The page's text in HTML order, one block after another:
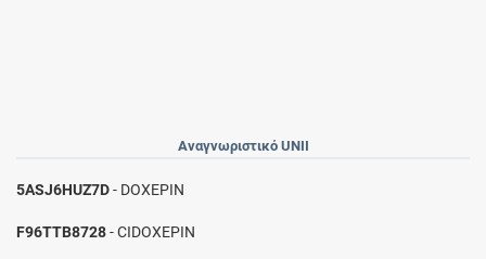
Αναγνωριστικό UNII
5ASJ6HUZ7D- DOXEPIN
F96TTB8728- CIDOXEPIN